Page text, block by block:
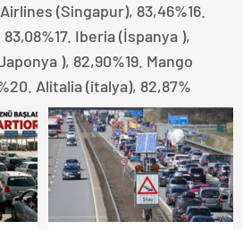
(Singapur), 83,46%16.
Iberia (İspanya ),
), 82,90%19. Mango
Alitalia (italya), 82,87%